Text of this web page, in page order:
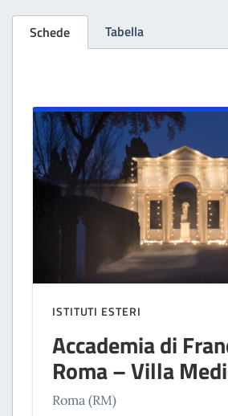
Schede Tabella
ISTITUTI ESTERI
Accademia di
Roma – Villa
Roma (RM)